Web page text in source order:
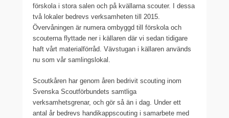
förskola i stora salen och på kvällarna scouter. I dessa
två lokaler bedrevs verksamheten till 2015.
Övervåningen är numera ombyggd till förskola och
scouterna flyttade ner i källaren där vi sedan tidigare
haft vårt materialförråd. Vävstugan i källaren används
nu som vår samlingslokal.
Scoutkåren har genom åren bedrivit scouting inom
Svenska Scoutförbundets samtliga
verksamhetsgrenar, och gör så än i dag. Under ett
antal år bedrevs handikappscouting i samarbete med